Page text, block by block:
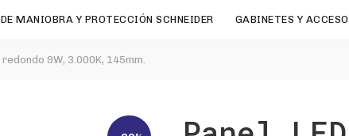
MANIOBRA Y PROTECCIÓN SCHNEIDER GABINETES Y
9W, 3.000K, 145mm.